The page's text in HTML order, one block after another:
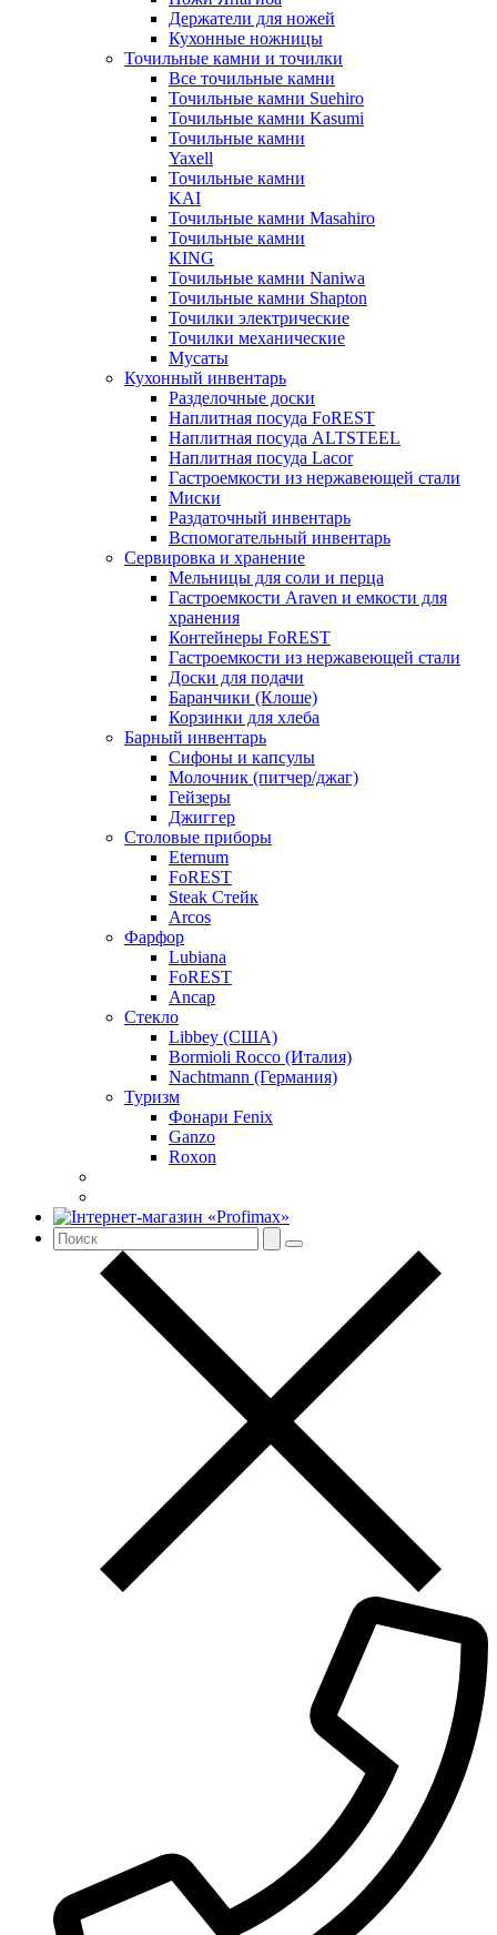
Держатели для ножей
Кухонные ножницы
Точильные камни и точилки
Все точильные камни
Точильные камни Suehiro
Точильные камни Kasumi
Точильные камни
Yaxell
Точильные камни
KAI
Точильные камни Masahiro
Точильные камни
KING
Точильные камни Naniwa
Точильные камни Shapton
Точилки электрические
Точилки механические
Мусаты
Кухонный инвентарь
Разделочные доски
Наплитная посуда FoREST
Наплитная посуда ALTSTEEL
Наплитная посуда Lacor
Гастроемкости из нержавеющей стали
Миски
Раздаточный инвентарь
Вспомогательный инвентарь
Сервировка и хранение
Мельницы для соли и перца
Гастроемкости Araven и емкости для
хранения
Контейнеры FoREST
Гастроемкости из нержавеющей стали
Доски для подачи
Баранчики (Клоше)
Корзинки для хлеба
Барный инвентарь
Сифоны и капсулы
Молочник (питчер/джаг)
Гейзеры
Джиггер
Столовые приборы
Eternum
FoREST
Steak Стейк
Arcos
Фарфор
Lubiana
FoREST
Ancap
Стекло
Libbey (США)
Bormioli Rocco (Италия)
Nachtmann (Германия)
Туризм
Фонари Fenix
Ganzo
Roxon